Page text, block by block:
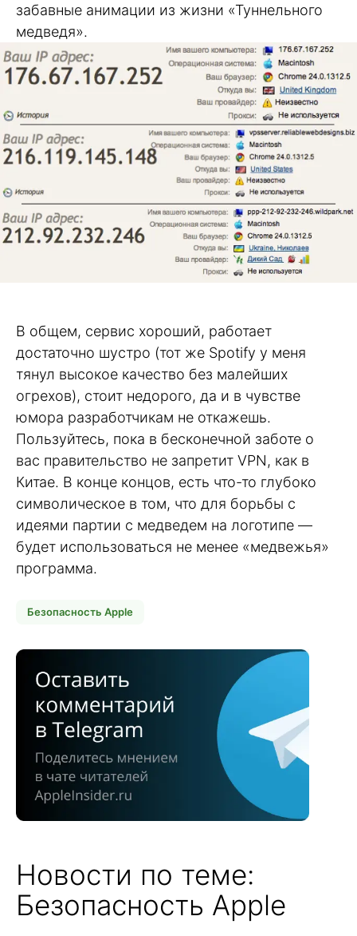
забавные анимации из жизни «Туннельного
медведя».
В общем, сервис хороший, работает
достаточно шустро (тот же Spotify у меня
тянул высокое качество без малейших
огрехов), стоит недорого, да и в чувстве
юмора разработчикам не откажешь.
Пользуйтесь, пока в бесконечной заботе о
вас правительство не запретит VPN, как в
Китае. В конце концов, есть что-то глубоко
символическое в том, что для борьбы с
идеями партии с медведем на логотипе —
будет использоваться не менее «медвежья»
программа.
Безопасность Apple
Новости по теме:
Безопасность Apple